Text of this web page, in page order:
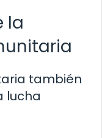
la
también
lucha